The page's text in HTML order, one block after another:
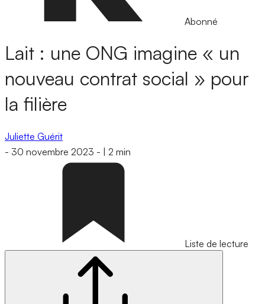
Abonné
Lait : une ONG imagine « un
nouveau contrat social » pour
la filière
Juliette Guérit
- 30 novembre 2023 - 2 min
Liste de lecture